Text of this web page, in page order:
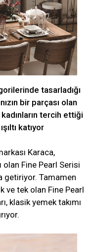
tasarladığı
bir parçası olan
tercih ettiği
katıyor
Karaca,
olan Fine Pearl Serisi
getiriyor. Tamamen
ve tek olan Fine Pearl
klasik yemek takımı